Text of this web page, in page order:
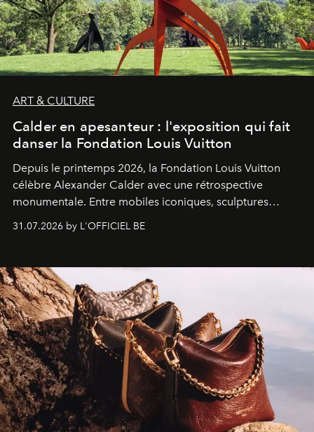
ART & CULTURE
Calder en apesanteur : l'exposition qui fait
danser la Fondation Louis Vuitton
Depuis le printemps 2026, la Fondation Louis Vuitton
célèbre Alexander Calder avec une rétrospective
monumentale. Entre mobiles iconiques, sculptures
monumentales et poésie du mouvement, l'artiste
américain investit les espaces imaginés par Frank Gehry
sculpture.
31.07.2026 by L'OFFICIEL BE